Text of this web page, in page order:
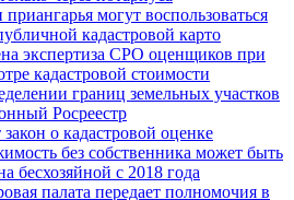
могут воспользоваться
кадастровой карто
экспертиза СРО оценщиков при
кадастровой стоимости
границ земельных участков
Росреестр
о кадастровой оценке
без собственника может быть
бесхозяйной с 2018 года
палата передает полномочия в